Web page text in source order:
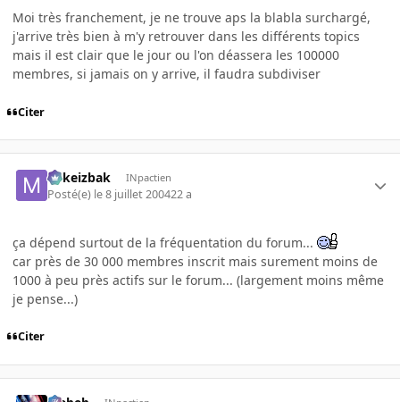
Moi très franchement, je ne trouve aps la blabla surchargé,
j'arrive très bien à m'y retrouver dans les différents topics
mais il est clair que le jour ou l'on déassera les 100000
membres, si jamais on y arrive, il faudra subdiviser
Citer
Mikeizbak INpactien
Posté(e) le 8 juillet 200422 a
ça dépend surtout de la fréquentation du forum...
car près de 30 000 membres inscrit mais surement moins de
1000 à peu près actifs sur le forum... (largement moins même
je pense...)
Citer